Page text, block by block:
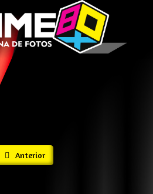
Anterior